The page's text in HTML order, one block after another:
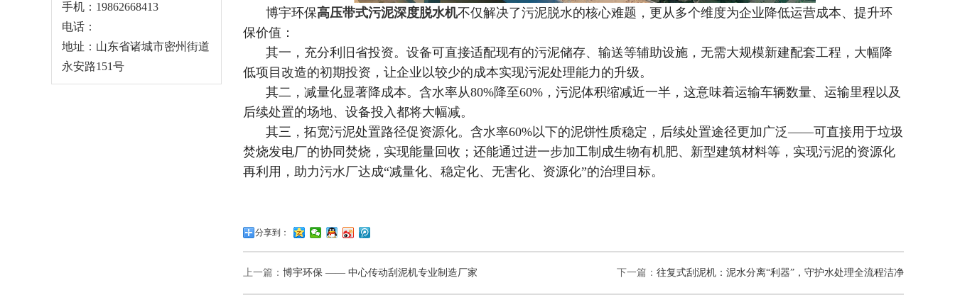
手机：19862668413
电话：
地址：山东省诸城市密州街道
永安路151号
博宇环保高压带式污泥深度脱水机不仅解决了污泥脱水的核心难题，更从多个维度为企业降低运营成本、提升环
保价值：
其一，充分利旧省投资。设备可直接适配现有的污泥储存、输送等辅助设施，无需大规模新建配套工程，大幅降
低项目改造的初期投资，让企业以较少的成本实现污泥处理能力的升级。
其二，减量化显著降成本。含水率从80%降至60%，污泥体积缩减近一半，这意味着运输车辆数量、运输里程以及
后续处置的场地、设备投入都将大幅减。
其三，拓宽污泥处置路径促资源化。含水率60%以下的泥饼性质稳定，后续处置途径更加广泛——可直接用于垃圾
焚烧发电厂的协同焚烧，实现能量回收；还能通过进一步加工制成生物有机肥、新型建筑材料等，实现污泥的资源化
再利用，助力污水厂达成“减量化、稳定化、无害化、资源化”的治理目标。
分享到：
上一篇： 博宇环保 —— 中心传动刮泥机专业制造厂家 下一篇： 往复式刮泥机：泥水分离“利器”，守护水处理全流程洁净